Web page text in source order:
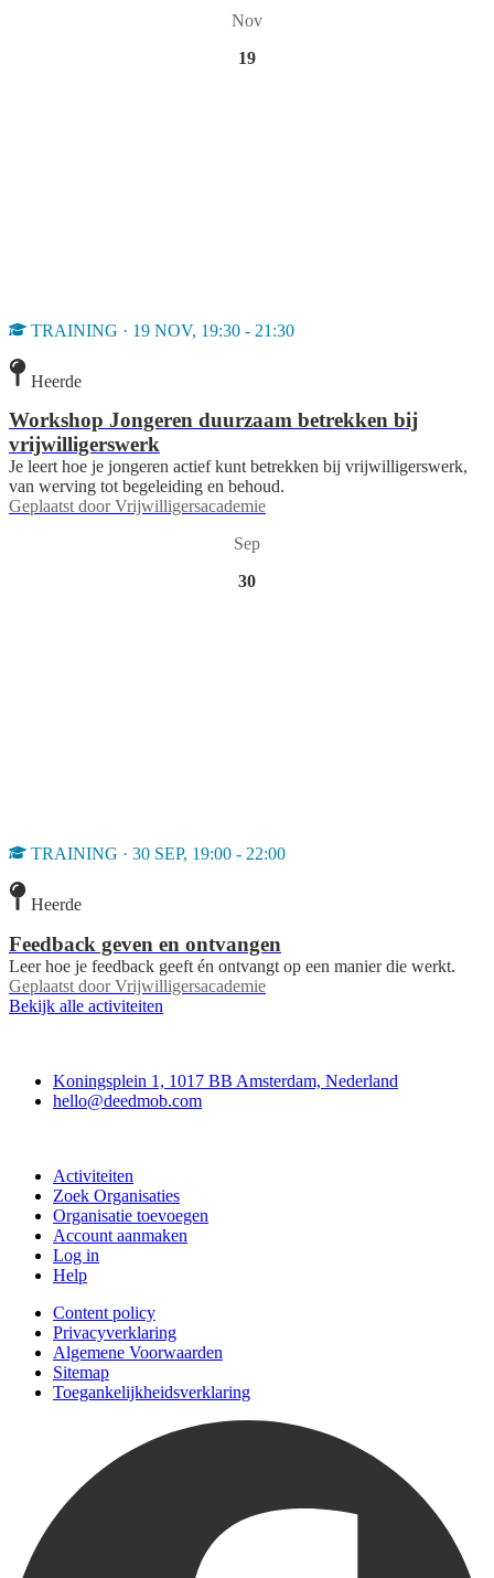
Nov
19
TRAINING · 19 NOV, 19:30 - 21:30
Heerde
Workshop Jongeren duurzaam betrekken bij
vrijwilligerswerk
Je leert hoe je jongeren actief kunt betrekken bij vrijwilligerswerk,
van werving tot begeleiding en behoud.
Geplaatst door Vrijwilligersacademie
Sep
30
TRAINING · 30 SEP, 19:00 - 22:00
Heerde
Feedback geven en ontvangen
Leer hoe je feedback geeft én ontvangt op een manier die werkt.
Geplaatst door Vrijwilligersacademie
Bekijk alle activiteiten
Koningsplein 1, 1017 BB Amsterdam, Nederland
hello@deedmob.com
Activiteiten
Zoek Organisaties
Organisatie toevoegen
Account aanmaken
Log in
Help
Content policy
Privacyverklaring
Algemene Voorwaarden
Sitemap
Toegankelijkheidsverklaring